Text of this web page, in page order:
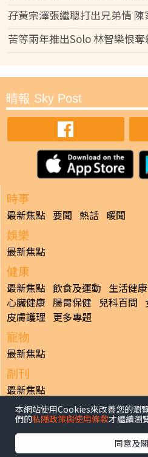
孖黃宗澤張繼聰打出兄弟情
苦等兩年推出Solo 林智樂恨
晴報 Sky Post
時事
最新焦點 要聞 熱話 暖聞
娛樂
最新焦點
健康
最新焦點 飲食及運動 生活健康
心臟健康 腸胃保健 兒科百問
皮膚護理 更多專題
寵物
最新焦點
副刊
最新焦點
日報
揭頁版 港聞 財經/地產 中國/
生活副刊
體育 專
本網站使用Cookies來改善您的瀏
們的私隱政策與使用條款才繼續瀏
同意及